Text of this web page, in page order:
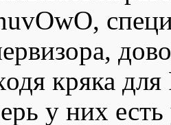
кряка
у них